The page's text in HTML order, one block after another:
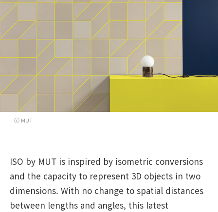
ⓒ MUT
ISO by MUT is inspired by isometric conversions
and the capacity to represent 3D objects in two
dimensions. With no change to spatial distances
between lengths and angles, this latest